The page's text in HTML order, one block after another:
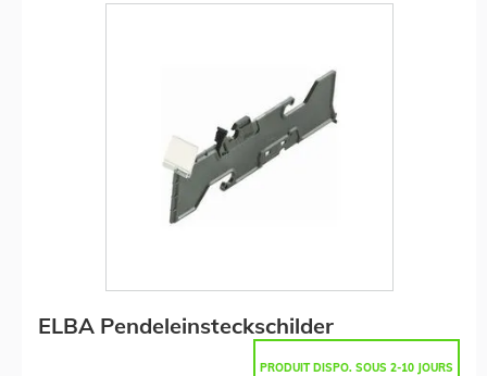
ELBA Pendeleinsteckschilder
PRODUIT DISPO. SOUS 2-10 JOURS